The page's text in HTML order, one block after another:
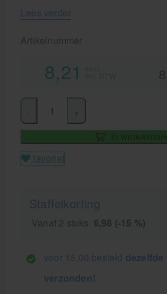
Lees verder
Artikelnummer
8,21
In winkelmand
favoriet
Staffelkorting
Vanaf 2 stuks 6,98 (-15 %)
voor 15.00 besteld dezelfde
verzonden!